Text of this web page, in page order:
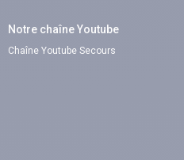
Notre chaîne Youtube
Chaîne Youtube Secours